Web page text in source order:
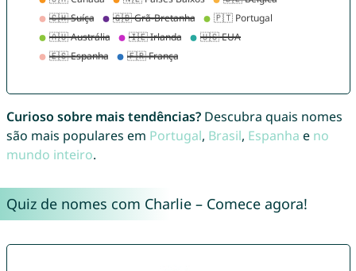
Curioso sobre mais tendências?Descubra quais nomes
são mais populares em Portugal, Brasil, Espanha e no
mundo inteiro.
Quiz de nomes com Charlie – Comece agora!